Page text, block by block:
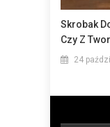
Skrobak
Czy Z
24